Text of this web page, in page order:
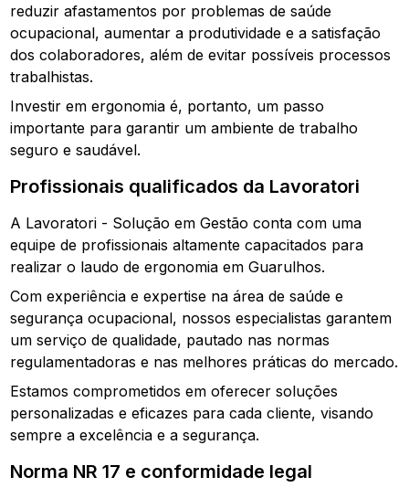
reduzir afastamentos por problemas de saúde
ocupacional, aumentar a produtividade e a satisfação
dos colaboradores, além de evitar possíveis processos
trabalhistas.
Investir em ergonomia é, portanto, um passo
importante para garantir um ambiente de trabalho
seguro e saudável.
Profissionais qualificados da Lavoratori
A Lavoratori - Solução em Gestão conta com uma
equipe de profissionais altamente capacitados para
realizar o laudo de ergonomia em Guarulhos.
Com experiência e expertise na área de saúde e
segurança ocupacional, nossos especialistas garantem
um serviço de qualidade, pautado nas normas
regulamentadoras e nas melhores práticas do mercado.
Estamos comprometidos em oferecer soluções
personalizadas e eficazes para cada cliente, visando
sempre a excelência e a segurança.
Norma NR 17 e conformidade legal